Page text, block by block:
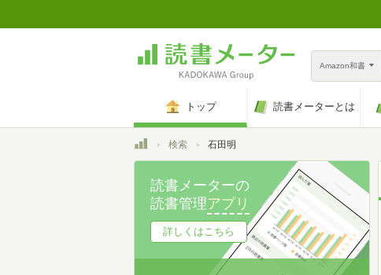
Amazon和書
トップ 読書メーターとは
トップ検索 石田明
読書メーターの
読書管理アプリ
詳しくはこちら